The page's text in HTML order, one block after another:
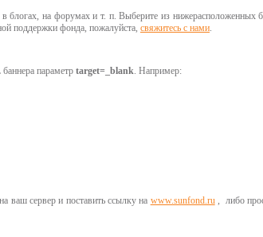
блогах, на форумах и т. п. Выберите из нижерасположенных
поддержки фонда, пожалуйста, свяжитесь с нами.
параметр target=_blank. Например:
ваш сервер и поставить ссылку на www.sunfond.ru, либо